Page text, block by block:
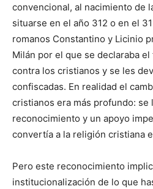
convencional, al nacimiento de
situarse en el año 312 o en el
romanos Constantino y Licinio
Milán por el que se declaraba
contra los cristianos y se les
confiscadas. En realidad el
cristianos era más profundo: se
reconocimiento y un apoyo
convertía a la religión cristiana
Pero este reconocimiento
institucionalización de lo que